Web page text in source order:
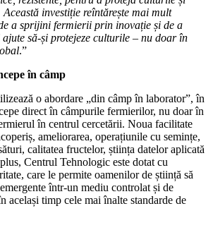
investiție reîntărește mai mult
a sprijini fermierii prin inovație și de a
să-și protejeze culturile – nu doar în
.”
în câmp
o abordare „din câmp în laborator”, în
direct în câmpurile fermierilor, nu doar în
în centrul cercetării. Noua facilitate
ameliorarea, operațiunile cu semințe,
calitatea fructelor, știința datelor aplicată
Centrul Tehnologic este dotat cu
care le permite oamenilor de știință să
într-un mediu controlat și de
același timp cele mai înalte standarde de